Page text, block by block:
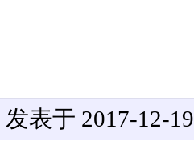
发表于 2017-12-